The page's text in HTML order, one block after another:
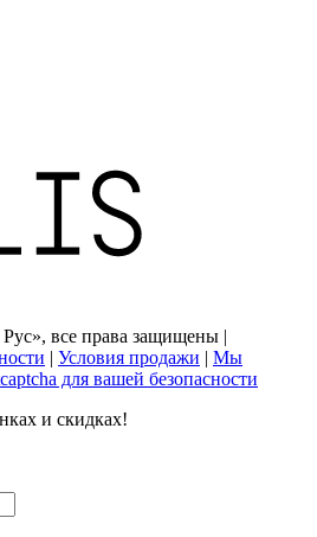
все права защищены |
| Условия продажи | Мы
для вашей безопасности
и скидках!